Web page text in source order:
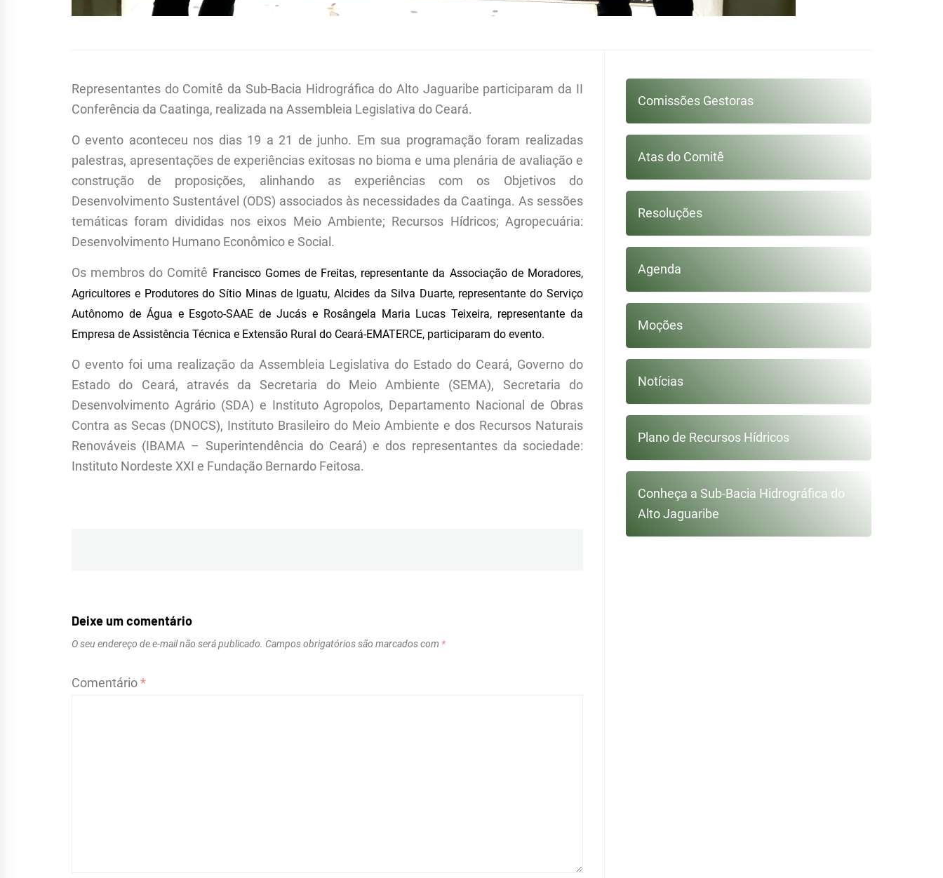
Representantes do Comitê da Sub-Bacia Hidrográfica do Alto Jaguaribe participaram da II
Conferência da Caatinga, realizada na Assembleia Legislativa do Ceará.
O evento aconteceu nos dias 19 a 21 de junho. Em sua programação foram realizadas
palestras, apresentações de experiências exitosas no bioma e uma plenária de avaliação e
construção de proposições, alinhando as experiências com os Objetivos do
Desenvolvimento Sustentável (ODS) associados às necessidades da Caatinga. As sessões
temáticas foram divididas nos eixos Meio Ambiente; Recursos Hídricos; Agropecuária:
Desenvolvimento Humano Econômico e Social.
Os membros do Comitê Francisco Gomes de Freitas, representante da Associação de Moradores,
Agricultores e Produtores do Sítio Minas de Iguatu, Alcides da Silva Duarte, representante do Serviço
Autônomo de Água e Esgoto-SAAE de Jucás e Rosângela Maria Lucas Teixeira, representante da
Empresa de Assistência Técnica e Extensão Rural do Ceará-EMATERCE, participaram do evento.
O evento foi uma realização da Assembleia Legislativa do Estado do Ceará, Governo do
Estado do Ceará, através da Secretaria do Meio Ambiente (SEMA), Secretaria do
Desenvolvimento Agrário (SDA) e Instituto Agropolos, Departamento Nacional de Obras
Contra as Secas (DNOCS), Instituto Brasileiro do Meio Ambiente e dos Recursos Naturais
Renováveis (IBAMA – Superintendência do Ceará) e dos representantes da sociedade:
Instituto Nordeste XXI e Fundação Bernardo Feitosa.
Post
Deixe um comentário
O seu endereço de e-mail não será publicado. Campos obrigatórios são marcados com *
Comentário*
Comissões Gestoras
Atas do Comitê
Resoluções
Agenda
Moções
Notícias
Plano de Recursos Hídricos
Conheça a Sub-Bacia Hidrográfica do
Alto Jaguaribe